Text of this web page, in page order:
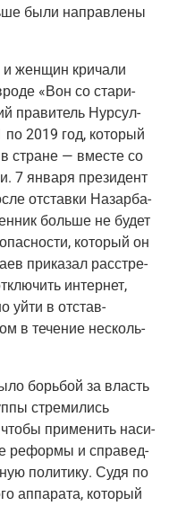
были направ­ле­ны
и жен­щин кри­ча­ли
«Вон со ста­ри­
пра­ви­тель Нур­сул­
2019 год, кото­рый
стране — вме­сте со
7 янва­ря пре­зи­дент
отстав­ки Назар­ба­
боль­ше не будет
кото­рый он
при­ка­зал рас­стре­
интер­нет,
уйти в отстав­
в тече­ние несколь­
борь­бой за власть
стре­ми­лись
при­ме­нить наси­
рефор­мы и спра­вед­
поли­ти­ку. Судя по
аппа­ра­та, кото­рый